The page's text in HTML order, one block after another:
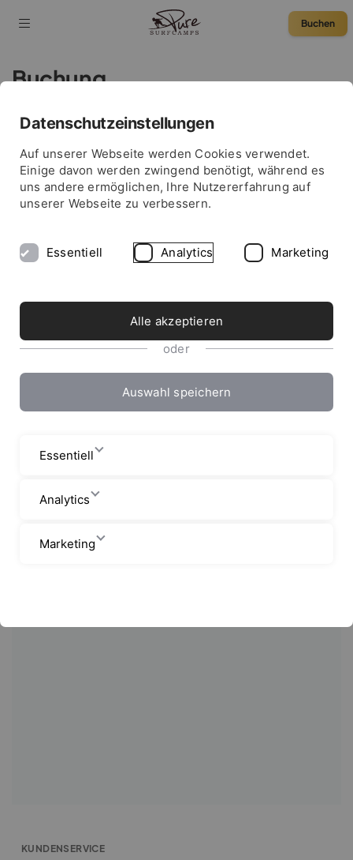
Buchen
Buchung
Datenschutzeinstellungen
Auf unserer Webseite werden Cookies verwendet.
Einige davon werden zwingend benötigt, während es
uns andere ermöglichen, Ihre Nutzererfahrung auf
unserer Webseite zu verbessern.
Essentiell Analytics Marketing
Alle akzeptieren
oder
Auswahl speichern
Essentiell
Analytics
Marketing